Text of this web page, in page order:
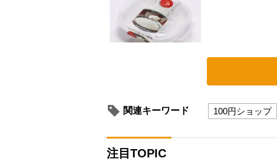
関連キーワード 100円ショップ
注目TOPIC